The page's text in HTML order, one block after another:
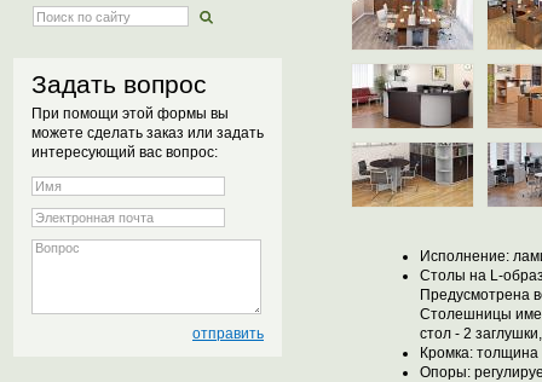
Задать вопрос
При помощи этой формы вы
можете сделать заказ или задать
интересующий вас вопрос:
Исполнение:
Столы на L-
Предусмотрена
Столешницы
стол - 2
Кромка:
Опоры: